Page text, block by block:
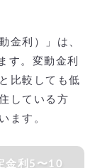
金利）」は、
す。変動金利
比較しても低
している方
ます。